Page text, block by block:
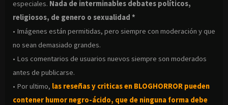
especiales. Nada de interminables debates políticos,
religiosos, de genero o sexualidad *
• Imágenes están permitidas, pero siempre con moderación y que
no sean demasiado grandes.
• Los comentarios de usuarios nuevos siempre son moderados
antes de publicarse.
• Por ultimo, las reseñas y criticas en BLOGHORROR pueden
contener humor negro-ácido, que de ninguna forma debe